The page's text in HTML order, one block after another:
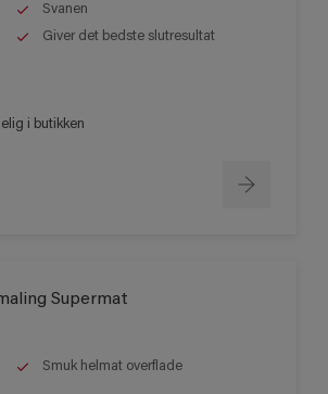
Svanen
Giver det bedste slutresultat
i butikken
Supermat
Smuk helmat overflade